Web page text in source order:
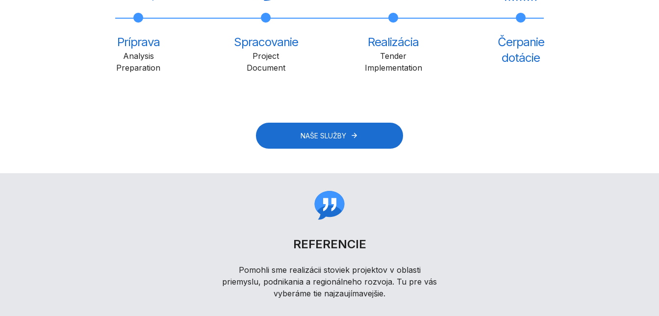
Príprava
Analysis
Preparation
Spracovanie
Project
Document
Realizácia
Tender
Implementation
Čerpanie
dotácie
NAŠE SLUŽBY
REFERENCIE
Pomohli sme realizácii stoviek projektov v oblasti
priemyslu, podnikania a regionálneho rozvoja. Tu pre vás
vyberáme tie najzaujímavejšie.